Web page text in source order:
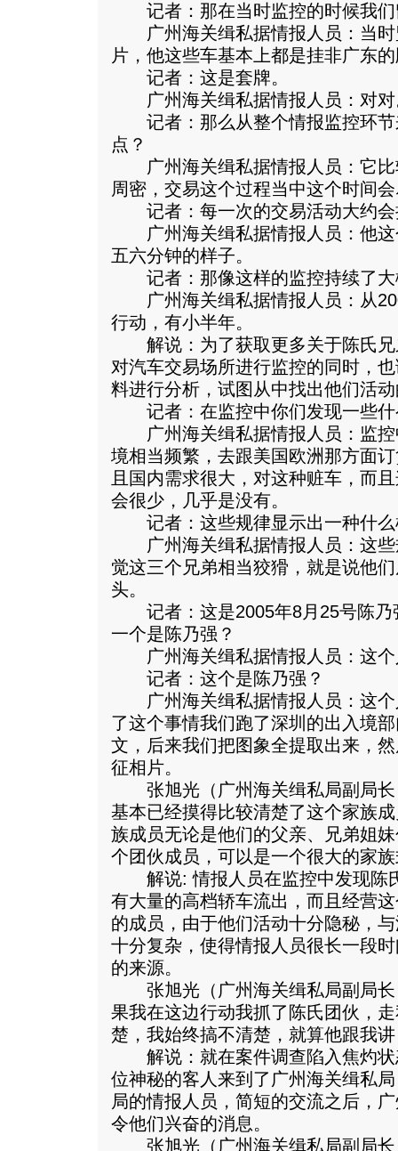
记者：那在当时监控的时候我们
广州海关缉私据情报人员：当时
片，他这些车基本上都是挂非广东
记者：这是套牌。
广州海关缉私据情报人员：对对
记者：那么从整个情报监控环节
点？
广州海关缉私据情报人员：它比
周密，交易这个过程当中这个时间
记者：每一次的交易活动大约会
广州海关缉私据情报人员：他这
五六分钟的样子。
记者：那像这样的监控持续了大
广州海关缉私据情报人员：从
行动，有小半年。
解说：为了获取更多关于陈氏兄
对汽车交易场所进行监控的同时，
料进行分析，试图从中找出他们活
记者：在监控中你们发现一些什
广州海关缉私据情报人员：监控
境相当频繁，去跟美国欧洲那方面
且国内需求很大，对这种赃车，而
会很少，几乎是没有。
记者：这些规律显示出一种什么
广州海关缉私据情报人员：这些
觉这三个兄弟相当狡猾，就是说他
头。
记者：这是2005年8月25号陈乃
一个是陈乃强？
广州海关缉私据情报人员：这个
记者：这个是陈乃强？
广州海关缉私据情报人员：这个
了这个事情我们跑了深圳的出入境
文，后来我们把图象全提取出来，
征相片。
张旭光（广州海关缉私局副局长
基本已经摸得比较清楚了这个家族
族成员无论是他们的父亲、兄弟姐
个团伙成员，可以是一个很大的家
解说: 情报人员在监控中发现陈
有大量的高档轿车流出，而且经营
的成员，由于他们活动十分隐秘，
十分复杂，使得情报人员很长一段
的来源。
张旭光（广州海关缉私局副局长
果我在这边行动我抓了陈氏团伙，
楚，我始终搞不清楚，就算他跟我
解说：就在案件调查陷入焦灼状
位神秘的客人来到了广州海关缉私
局的情报人员，简短的交流之后，
令他们兴奋的消息。
张旭光（广州海关缉私局副局长